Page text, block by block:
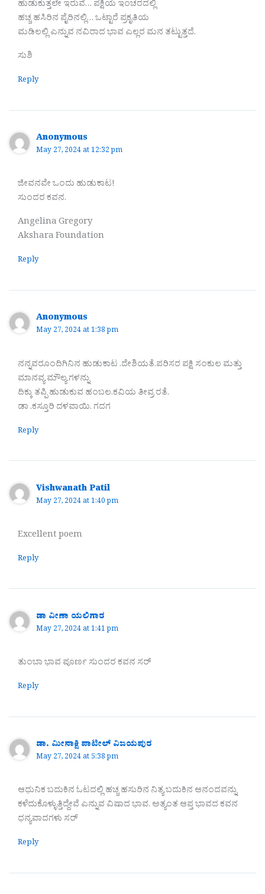
ಹುಡುಕುತ್ತಲೇ ಇರುವೆ… ಪಕ್ಷಿಯ ಇಂಚರದಲ್ಲಿ
ಹಚ್ಚ ಹಸಿರಿನ ಪೈರಿನಲ್ಲಿ… ಒಟ್ಟಾರೆ ಪ್ರಕೃತಿಯ
ಮಡಿಲಲ್ಲಿ ಎನ್ನುವ ನವಿರಾದ ಭಾವ ಎಲ್ಲರ ಮನ ತಟ್ಟುತ್ತದೆ.
ಸುಶಿ
Reply
Anonymous
May 27, 2024 at 12:32 pm
ಜೀವನವೇ ಒಂದು ಹುಡುಕಾಟ!
ಸುಂದರ ಕವನ.
Angelina Gregory
Akshara Foundation
Reply
Anonymous
May 27, 2024 at 1:38 pm
ನನ್ನವರೂಂದಿಗಿನಿನ ಹುಡುಕಾಟ .ದೇಶಿಯತೆ.ಪರಿಸರ ಪಕ್ಷಿ ಸಂಕುಲ ಮತ್ತು
ಮಾನವ್ಯ ಮೌಲ್ಯ ಗಳನ್ನು
ದಿಕ್ಕು ತಪ್ಪಿ ಹುಡುಕುವ ಹಂಬಲ.ಕವಿಯ ತೀವ್ರ ರತೆ.
ಡಾ .ಕಸ್ತೂರಿ ದಳವಾಯಿ. ಗದಗ
Reply
Vishwanath Patil
May 27, 2024 at 1:40 pm
Excellent poem
Reply
ಡಾ ವೀಣಾ ಯಲಿಗಾರ
May 27, 2024 at 1:41 pm
ತುಂಬಾ ಭಾವ ಪೂರ್ಣ ಸುಂದರ ಕವನ ಸರ್
Reply
ಡಾ. ಮೀನಾಕ್ಷಿ ಪಾಟೀಲ್ ವಿಜಯಪುರ
May 27, 2024 at 5:38 pm
ಆಧುನಿಕ ಬದುಕಿನ ಓಟದಲ್ಲಿ ಹಚ್ಚ ಹಸುರಿನ ನಿತ್ಯ ಬದುಕಿನ ಆನಂದವನ್ನು
ಕಳೆದುಕೊಳ್ಳುತ್ತಿದ್ದೇವೆ ಎನ್ನುವ ವಿಷಾದ ಭಾವ. ಅತ್ಯಂತ ಆಪ್ತ ಭಾವದ ಕವನ
ಧನ್ಯವಾದಗಳು ಸರ್
Reply